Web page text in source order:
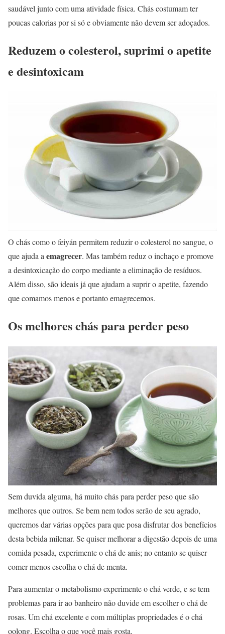
saudável junto com uma atividade física. Chás costumam ter
poucas calorias por si só e obviamente não devem ser adoçados.
Reduzem o colesterol, suprimi o apetite
e desintoxicam
O chás como o feiyán permitem reduzir o colesterol no sangue, o
que ajuda a emagrecer. Mas também reduz o inchaço e promove
a desintoxicação do corpo mediante a eliminação de resíduos.
Além disso, são ideais já que ajudam a suprir o apetite, fazendo
que comamos menos e portanto emagrecemos.
Os melhores chás para perder peso
Sem duvida alguma, há muito chás para perder peso que são
melhores que outros. Se bem nem todos serão de seu agrado,
queremos dar várias opções para que posa disfrutar dos benefícios
desta bebida milenar. Se quiser melhorar a digestão depois de uma
comida pesada, experimente o chá de anis; no entanto se quiser
comer menos escolha o chá de menta.
Para aumentar o metabolismo experimente o chá verde, e se tem
problemas para ir ao banheiro não duvide em escolher o chá de
rosas. Um chá excelente e com múltiplas propriedades é o chá
oolong. Escolha o que você mais gosta.